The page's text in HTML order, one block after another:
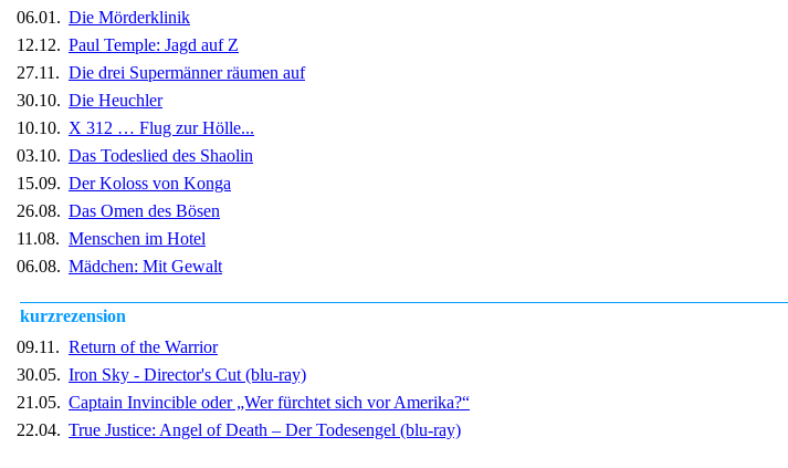
06.01. Die Mörderklinik
12.12. Paul Temple: Jagd auf Z
27.11. Die drei Supermänner räumen auf
30.10. Die Heuchler
10.10. X 312 … Flug zur Hölle...
03.10. Das Todeslied des Shaolin
15.09. Der Koloss von Konga
26.08. Das Omen des Bösen
11.08. Menschen im Hotel
06.08. Mädchen: Mit Gewalt
kurzrezension
09.11. Return of the Warrior
30.05. Iron Sky - Director's Cut (blu-ray)
21.05. Captain Invincible oder „Wer fürchtet sich vor Amerika?“
22.04. True Justice: Angel of Death – Der Todesengel (blu-ray)